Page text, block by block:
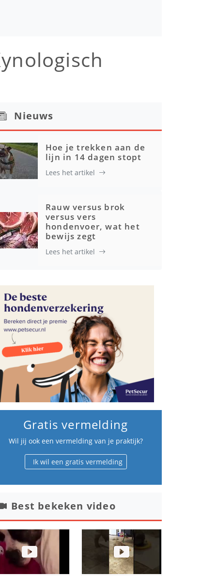
Nieuws
Hoe je trekken aan de
lijn in 14 dagen stopt
Lees het artikel
Rauw versus brok
versus vers
hondenvoer, wat het
bewijs zegt
Lees het artikel
Gratis vermelding
Wil jij ook een vermelding van je praktijk?
Ik wil een gratis vermelding
Best bekeken video